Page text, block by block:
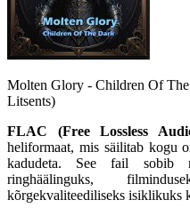
Molten Glory - Children Of
Litsents)
FLAC (Free Lossless
heliformaat, mis säilitab kogu
kadudeta. See fail sobib
ringhäälinguks,
kõrgekvaliteediliseks isiklikuks